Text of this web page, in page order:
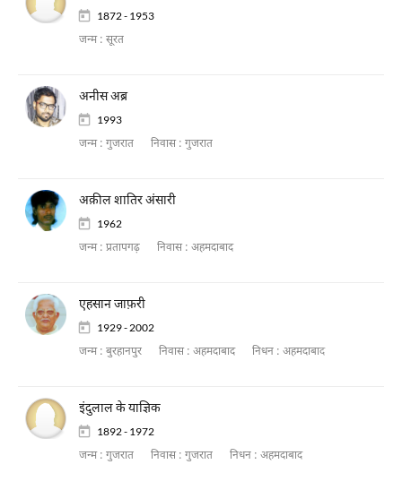
1872 - 1953
जन्म : सूरत
अनीस अब्र
1993
जन्म : गुजरात निवास : गुजरात
अक़ील शातिर अंसारी
1962
जन्म : प्रतापगढ़ निवास : अहमदाबाद
एहसान जाफ़री
1929 - 2002
जन्म : बुरहानपुर निवास : अहमदाबाद निधन : अहमदाबाद
इंदुलाल के याज्ञिक
1892 - 1972
जन्म : गुजरात निवास : गुजरात निधन : अहमदाबाद